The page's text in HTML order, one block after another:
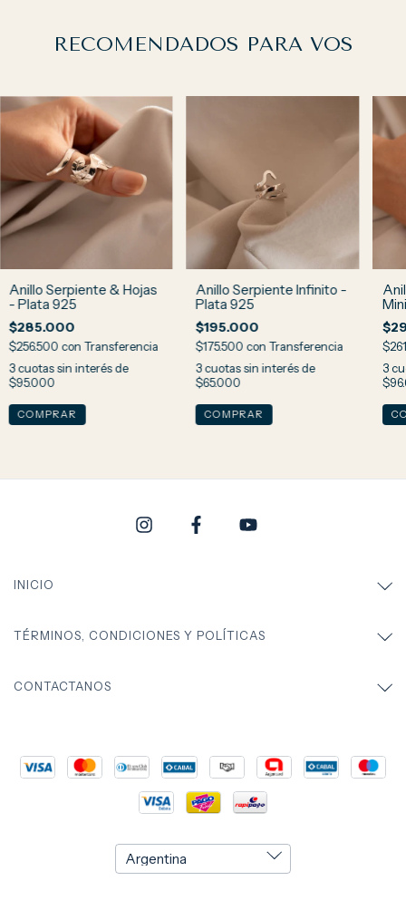
RECOMENDADOS PARA VOS
Anillo Serpiente & Hojas
- Plata 925
$285.000
$256.500 con Transferencia
3cuotas sin interés de
$95.000
Anillo Serpiente Infinito -
Plata 925
$195.000
$175.500 con Transferencia
3 cuotas sin interés de
$65.000
3
INICIO
TÉRMINOS, CONDICIONES Y POLÍTICAS
CONTACTANOS